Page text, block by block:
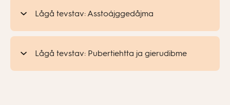
Lågå tevstav: Asstoájggedåjma
Lågå tevstav: Pubertiehtta ja gierudibme